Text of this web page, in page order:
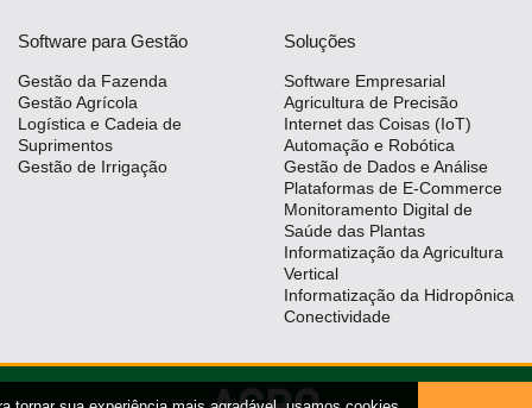
Software para Gestão
Gestão da Fazenda
Gestão Agrícola
Logística e Cadeia de
Suprimentos
Gestão de Irrigação
Soluções
Software Empresarial
Agricultura de Precisão
Internet das Coisas (IoT)
Automação e Robótica
Gestão de Dados e Análise
Plataformas de E-Commerce
Monitoramento Digital de
Saúde das Plantas
Informatização da Agricultura
Vertical
Informatização da Hidropônica
Conectividade